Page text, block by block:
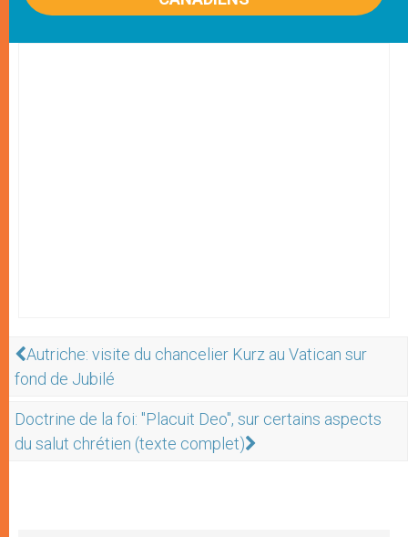
Autriche: visite du chancelier Kurz au Vatican sur
fond de Jubilé
Doctrine de la foi: "Placuit Deo", sur certains aspects
du salut chrétien (texte complet)